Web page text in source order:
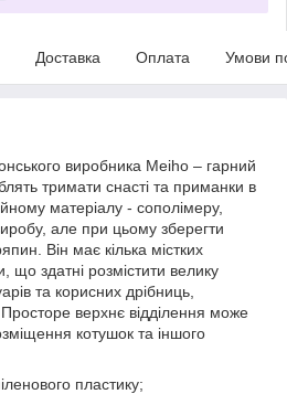
Доставка Оплата Умови
виробника Meiho – гарний
тримати снасті та приманки в
матеріалу - сополімеру,
але при цьому зберегти
Він має кілька містких
що здатні розмістити велику
та корисних дрібниць,
верхнє відділення може
котушок та іншого
пластику;